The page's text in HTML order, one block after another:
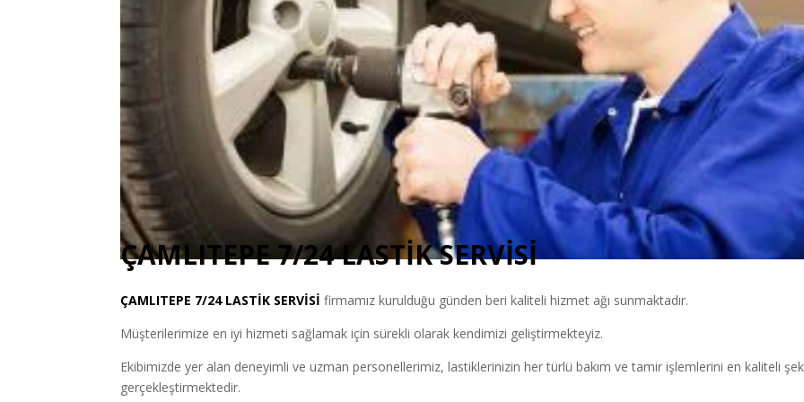
ÇAMLITEPE 7/24 LASTİK SERVİSİ
ÇAMLITEPE 7/24 LASTİK SERVİSİ firmamız kurulduğu günden beri kaliteli hizmet ağı sunmaktadır.
Müşterilerimize en iyi hizmeti sağlamak için sürekli olarak kendimizi geliştirmekteyiz.
Ekibimizde yer alan deneyimli ve uzman personellerimiz, lastiklerinizin her türlü bakım ve tamir işlemlerini en kaliteli
gerçekleştirmektedir.